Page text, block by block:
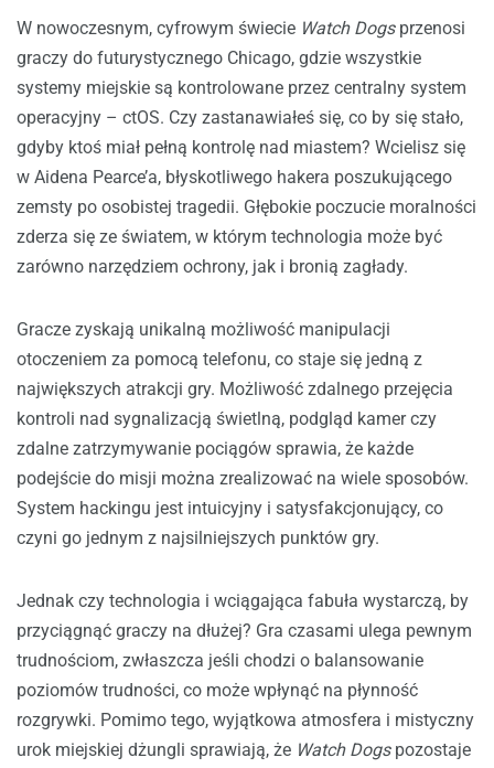
W nowoczesnym, cyfrowym świecie Watch Dogsprzenosi
graczy do futurystycznego Chicago, gdzie wszystkie
systemy miejskie są kontrolowane przez centralny system
operacyjny – ctOS. Czy zastanawiałeś się, co by się stało,
gdyby ktoś miał pełną kontrolę nad miastem? Wcielisz się
w Aidena Pearce’a, błyskotliwego hakera poszukującego
zemsty po osobistej tragedii. Głębokie poczucie moralności
zderza się ze światem, w którym technologia może być
zarówno narzędziem ochrony, jak i bronią zagłady.
Gracze zyskają unikalną możliwość manipulacji
otoczeniem za pomocą telefonu, co staje się jedną z
największych atrakcji gry. Możliwość zdalnego przejęcia
kontroli nad sygnalizacją świetlną, podgląd kamer czy
zdalne zatrzymywanie pociągów sprawia, że każde
podejście do misji można zrealizować na wiele sposobów.
System hackingu jest intuicyjny i satysfakcjonujący, co
czyni go jednym z najsilniejszych punktów gry.
Jednak czy technologia i wciągająca fabuła wystarczą, by
przyciągnąć graczy na dłużej? Gra czasami ulega pewnym
trudnościom, zwłaszcza jeśli chodzi o balansowanie
poziomów trudności, co może wpłynąć na płynność
rozgrywki. Pomimo tego, wyjątkowa atmosfera i mistyczny
urok miejskiej dżungli sprawiają, że Watch Dogspozostaje